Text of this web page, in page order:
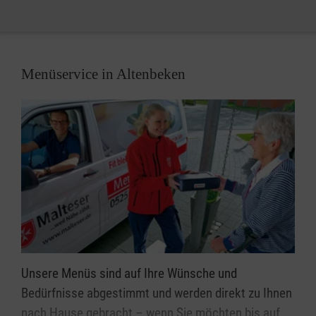
Menüservice in Altenbeken
Unsere Menüs sind auf Ihre Wünsche und
Bedürfnisse abgestimmt und werden direkt zu Ihnen